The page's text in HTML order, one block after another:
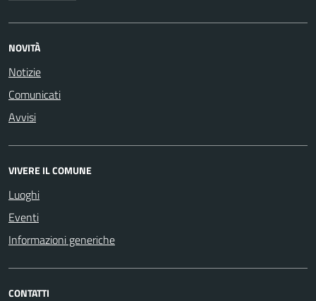
NOVITÀ
Notizie
Comunicati
Avvisi
VIVERE IL COMUNE
Luoghi
Eventi
Informazioni generiche
CONTATTI